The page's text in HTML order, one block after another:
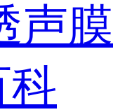
声
科